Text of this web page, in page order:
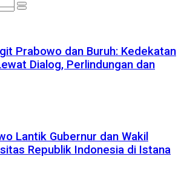
Prabowo dan Buruh: Kedekatan
Dialog, Perlindungan dan
Lantik Gubernur dan Wakil
Republik Indonesia di Istana